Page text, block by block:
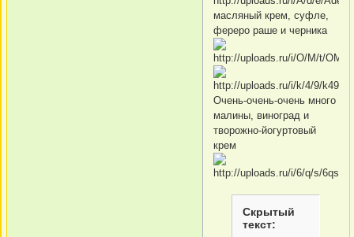
масляный крем, суфле,
фереро раше и черника
Очень-очень-очень много
малины, виноград и
творожно-йогуртовый
крем
Скрытый
текст: